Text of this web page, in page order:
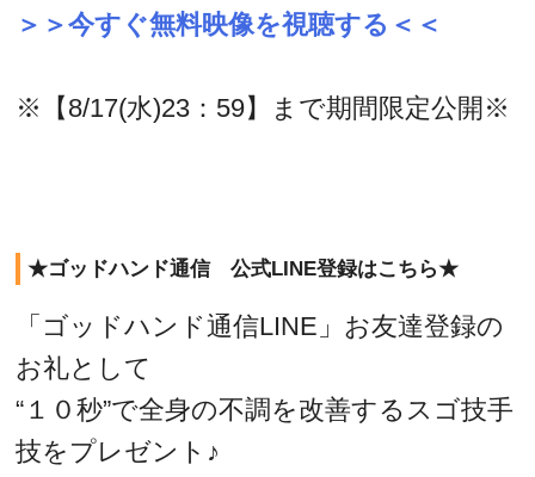
＞＞今すぐ無料映像を視聴する＜＜
※【8/17(水)23：59】まで期間限定公開※
★ゴッドハンド通信 公式LINE登録はこちら★
「ゴッドハンド通信LINE」お友達登録の
お礼として
“１０秒”で全身の不調を改善するスゴ技手
技をプレゼント♪